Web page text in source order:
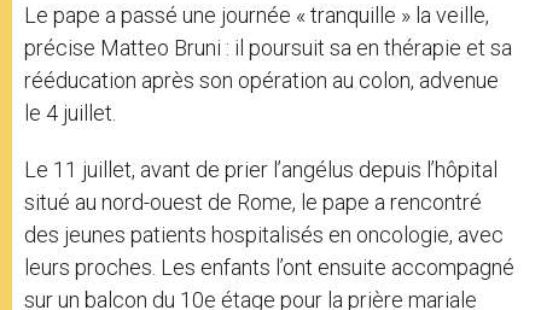
Le pape a passé une journée « tranquille » la veille,
précise Matteo Bruni : il poursuit sa en thérapie et sa
rééducation après son opération au colon, advenue
le 4 juillet.
Le 11 juillet, avant de prier l’angélus depuis l’hôpital
situé au nord-ouest de Rome, le pape a rencontré
des jeunes patients hospitalisés en oncologie, avec
leurs proches. Les enfants l’ont ensuite accompagné
sur un balcon du 10e étage pour la prière mariale